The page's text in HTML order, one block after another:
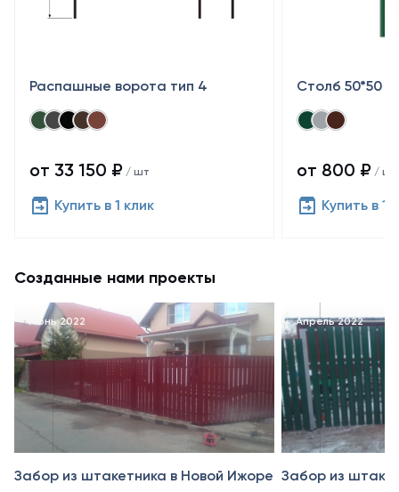
Распашные ворота тип 4
от 33 150 ₽ / шт
Купить в 1 клик
Столб 50*50
от 800 ₽ / шт
Купить в 1
Созданные нами проекты
Июнь 2022
Забор из штакетника в Новой Ижоре
Апрель 2022
Забор из